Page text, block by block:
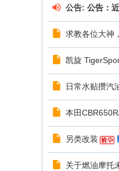
公告: 公告：
求教各位大神
凯旋
日常水贴攒汽
本田
另类改装
关于燃油摩托